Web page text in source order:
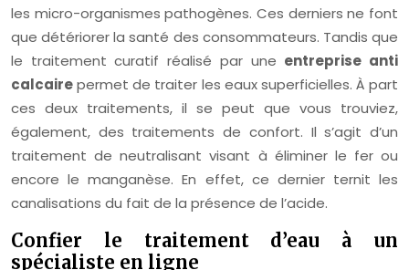
les micro-organismes pathogènes. Ces derniers ne font
que détériorer la santé des consommateurs. Tandis que
le traitement curatif réalisé par une entreprise anti
calcairepermet de traiter les eaux superficielles. À part
ces deux traitements, il se peut que vous trouviez,
également, des traitements de confort. Il s’agit d’un
traitement de neutralisant visant à éliminer le fer ou
encore le manganèse. En effet, ce dernier ternit les
canalisations du fait de la présence de l’acide.
Confier le traitement d’eau à un
spécialiste en ligne